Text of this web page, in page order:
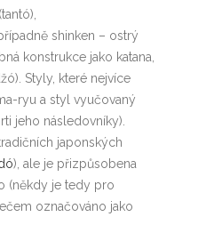
(tantó),
shinken – ostrý
konstrukce jako katana,
Styly, které nejvíce
ryu a styl vyučovaný
jeho následovníky).
japonských
), ale je přizpůsobena
(někdy je tedy pro
označováno jako